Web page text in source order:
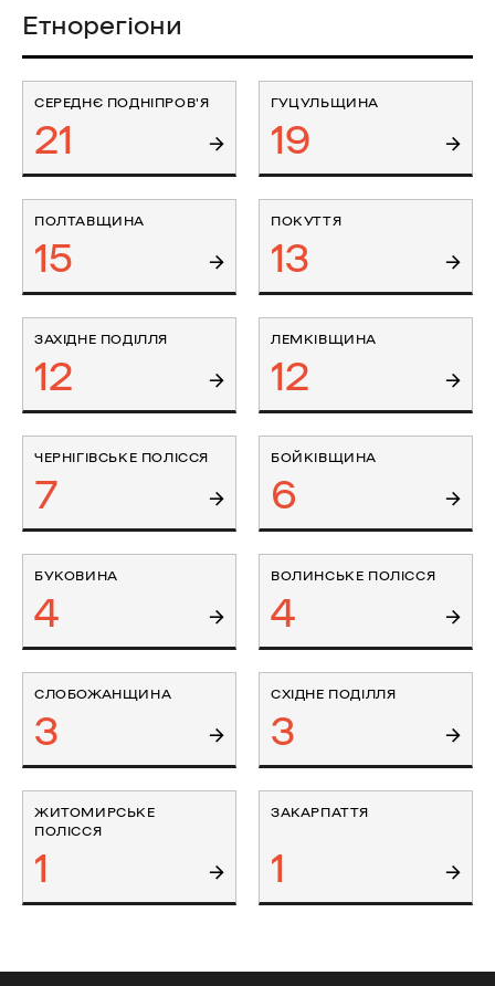
Етнорегіони
СЕРЕДНЄ ПОДНІПРОВ'Я
21
ГУЦУЛЬЩИНА
19
ПОЛТАВЩИНА
15
ПОКУТТЯ
13
ЗАХІДНЕ ПОДІЛЛЯ
12
ЛЕМКІВЩИНА
12
ЧЕРНІГІВСЬКЕ ПОЛІССЯ
7
БОЙКІВЩИНА
6
БУКОВИНА
4
ВОЛИНСЬКЕ ПОЛІССЯ
4
СЛОБОЖАНЩИНА
3
СХІДНЕ ПОДІЛЛЯ
3
ЖИТОМИРСЬКЕ
ПОЛІССЯ
1
ЗАКАРПАТТЯ
1